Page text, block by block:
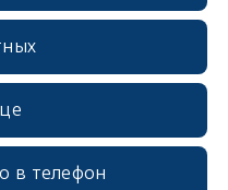
в телефон